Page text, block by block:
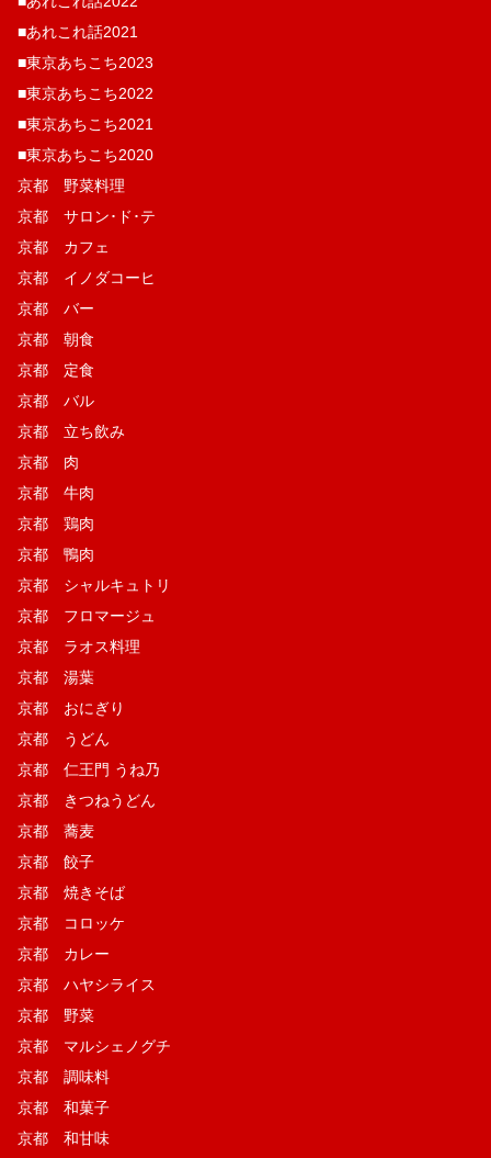
■あれこれ話2021
■東京あちこち2023
■東京あちこち2022
■東京あちこち2021
■東京あちこち2020
京都 野菜料理
京都 サロン･ド･テ
京都 カフェ
京都 イノダコーヒ
京都 バー
京都 朝食
京都 定食
京都 バル
京都 立ち飲み
京都 肉
京都 牛肉
京都 鶏肉
京都 鴨肉
京都 シャルキュトリ
京都 フロマージュ
京都 ラオス料理
京都 湯葉
京都 おにぎり
京都 うどん
京都 仁王門 うね乃
京都 きつねうどん
京都 蕎麦
京都 餃子
京都 焼きそば
京都 コロッケ
京都 カレー
京都 ハヤシライス
京都 野菜
京都 マルシェノグチ
京都 調味料
京都 和菓子
京都 和甘味